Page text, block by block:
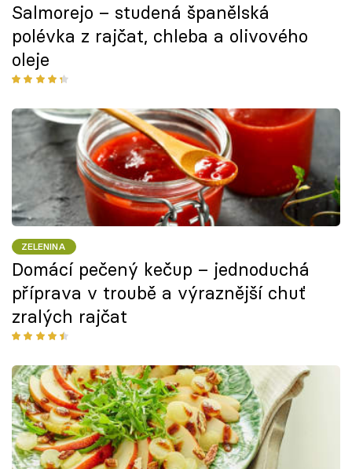
Salmorejo – studená španělská
polévka z rajčat, chleba a olivového
oleje
ZELENINA
Domácí pečený kečup – jednoduchá
příprava v troubě a výraznější chuť
zralých rajčat